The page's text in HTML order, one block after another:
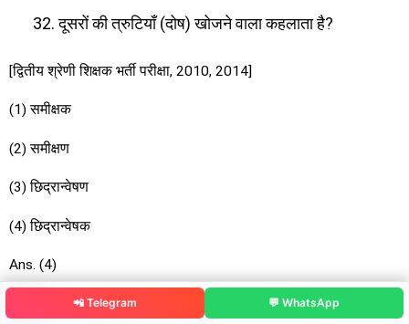
दूसरों की त्रुटियाँ (दोष) खोजने वाला कहलाता है?
[द्वितीय श्रेणी शिक्षक भर्ती परीक्षा, 2010, 2014]
(1) समीक्षक
(2) समीक्षण
(3) छिद्रान्वेषण
(4) छिद्रान्वेषक
Ans. (4)
📲 Telegram 💬 WhatsApp